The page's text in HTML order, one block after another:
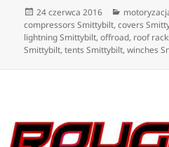
Data
publikacji
24 czerwca 2016 Kategorie
compressors Smittybilt,covers
lightning Smittybilt,offroad, roof
Smittybilt,tents Smittybilt,winches